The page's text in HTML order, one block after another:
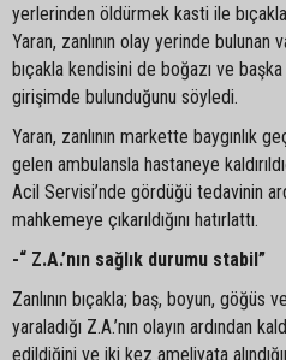
yerlerinden öldürmek kasti ile
Yaran, zanlının olay yerinde bulunan
bıçakla kendisini de boğazı ve
girişimde bulunduğunu söyledi.
Yaran, zanlının markette baygınlık
gelen ambulansla hastaneye
Acil Servisi’nde gördüğü tedavinin
mahkemeye çıkarıldığını hatırlattı.
-“ Z.A.’nın sağlık durumu stabil”
Zanlının bıçakla; baş, boyun, göğüs
yaraladığı Z.A.’nın olayın ardından
edildiğini ve iki kez ameliyata